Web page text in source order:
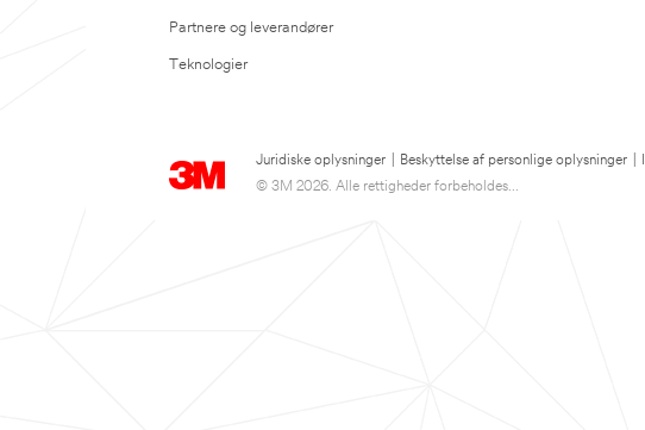
Partnere og leverandører
Teknologier
Juridiske oplysninger Beskyttelse af personlige oplysninger
© 3M 2026. Alle rettigheder forbeholdes...